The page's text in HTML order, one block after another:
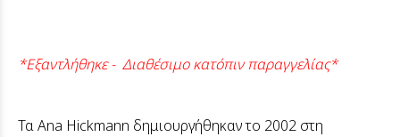
*Εξαντλήθηκε - Διαθέσιμο κατόπιν παραγγελίας*
Τα Ana Hickmann δημιουργήθηκαν το 2002 στη